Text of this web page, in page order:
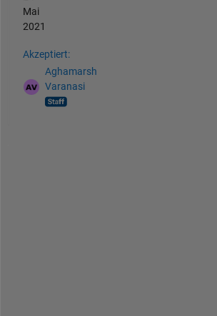
Mai
2021
Akzeptiert:
Aghamarsh
Varanasi